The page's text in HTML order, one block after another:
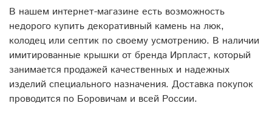
В нашем интернет-магазине есть возможность
недорого купить декоративный камень на люк,
колодец или септик по своему усмотрению. В наличии
имитированные крышки от бренда Ирпласт, который
занимается продажей качественных и надежных
изделий специального назначения. Доставка покупок
проводится по Боровичам и всей России.